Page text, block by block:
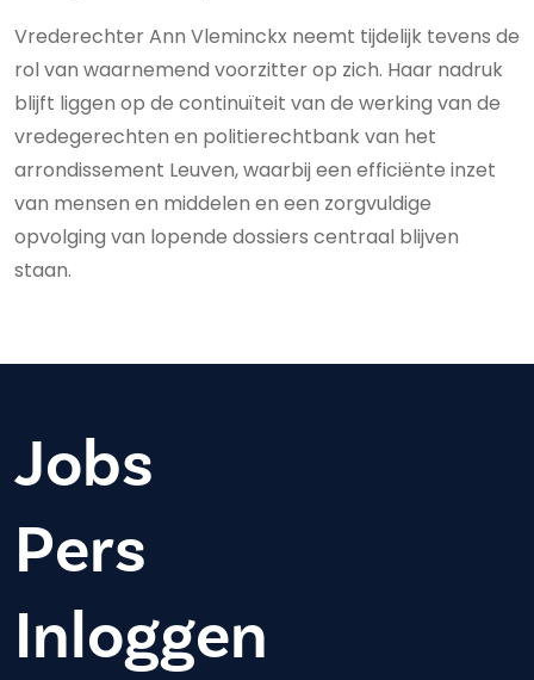
Vrederechter Ann Vleminckx neemt tijdelijk tevens de
rol van waarnemend voorzitter op zich. Haar nadruk
blijft liggen op de continuïteit van de werking van de
vredegerechten en politierechtbank van het
arrondissement Leuven, waarbij een efficiënte inzet
van mensen en middelen en een zorgvuldige
opvolging van lopende dossiers centraal blijven
staan.
Jobs
Pers
Inloggen